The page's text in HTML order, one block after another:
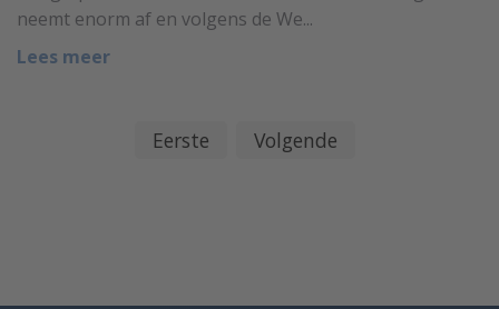
neemt enorm af en volgens de We...
Lees meer
Eerste Volgende